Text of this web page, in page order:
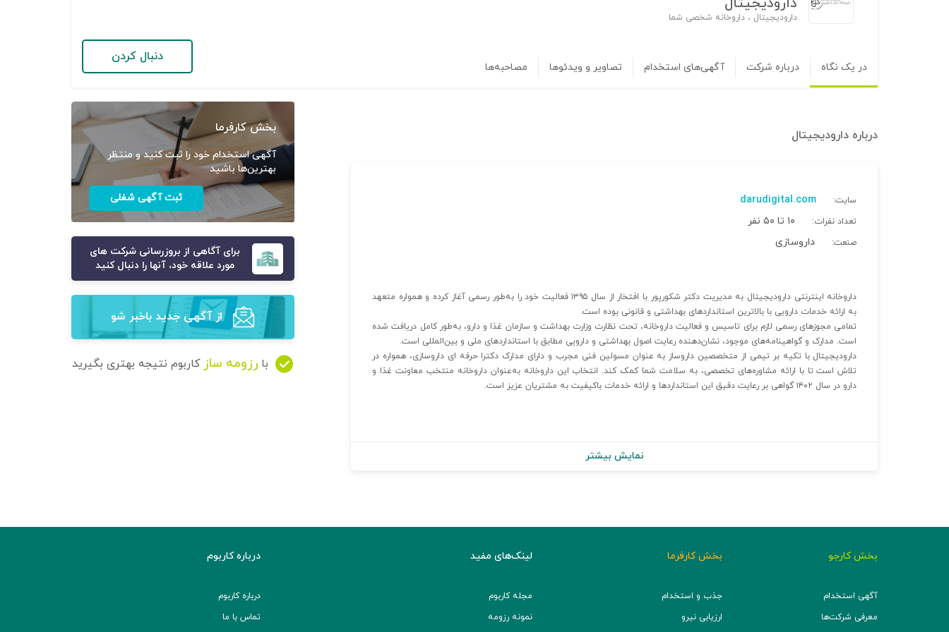
دارودیجیتال ، داروخانه شخصی شما
در یک نگاه درباره شرکت آگهی‌های استخدام تصاویر و ویدئوها مصاحبه‌ها
دنبال کردن
درباره دارودیجیتال
سایت: darudigital.com
تعداد نفرات: ۱۰ تا ۵۰ نفر
صنعت: داروسازی
داروخانه اینترنتی دارودیجیتال به مدیریت دکتر شکورپور با افتخار از سال ۱۳۹۵ فعالیت خود را به‌طور رسمی آغاز کرده و همواره متعهد
به ارائه خدمات دارویی با بالاترین استانداردهای بهداشتی و قانونی بوده است.
تمامی مجوزهای رسمی لازم برای تاسیس و فعالیت داروخانه، تحت نظارت وزارت بهداشت و سازمان غذا و دارو، به‌طور کامل دریافت شده
است. مدارک و گواهینامه‌های موجود، نشان‌دهنده رعایت اصول بهداشتی و دارویی مطابق با استانداردهای ملی و بین‌المللی است.
دارودیجیتال با تکیه بر تیمی از متخصصین داروساز به عنوان مسولین فنی مجرب و دارای مدارک دکترا حرفه ای داروسازی، همواره در
تلاش است تا با ارائه مشاوره‌های تخصصی، به سلامت شما کمک کند. انتخاب این داروخانه به‌عنوان داروخانه منتخب معاونت غذا و
دارو در سال ۱۴۰۲ گواهی بر رعایت دقیق این استانداردها و ارائه خدمات باکیفیت به مشتریان عزیز است.
نمایش بیشتر
بخش کارفرما
آگهی استخدام خود را ثبت کنید و منتظر
بهترین‌ها باشید
ثبت آگهی شغلی
برای آگاهی از بروزرسانی شرکت های
مورد علاقه خود، آنها را دنبال کنید
از آگهی‌ جدید باخبر شو
با رزومه ساز کاربوم نتیجه بهتری بگیرید
بخش کارجو
آگهی استخدام
معرفی شرکت‌ها
بخش کارفرما
جذب و استخدام
ارزیابی نیرو
لینک‌های مفید
مجله کاربوم
نمونه رزومه
درباره کاربوم
درباره کاربوم
تماس با ما